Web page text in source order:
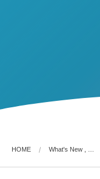
HOME What's New , …